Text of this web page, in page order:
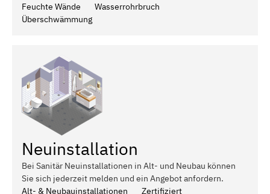
Feuchte Wände
Wasserrohrbruch
Überschwämmung
Neuinstallation
Bei Sanitär Neuinstallationen in Alt- und Neubau können
Sie sich jederzeit melden und ein Angebot anfordern.
Alt- & Neubauinstallationen
Zertifiziert